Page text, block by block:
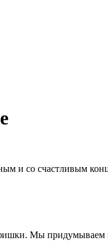
и со счастливым
Мы придумываем